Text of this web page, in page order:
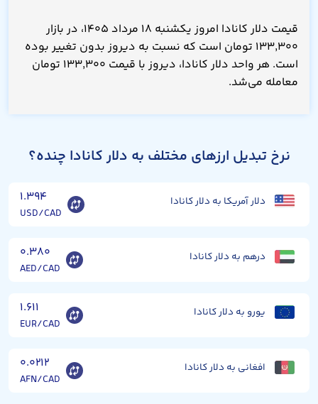
قیمت دلار کانادا امروز یکشنبه ۱۸ مرداد ۱۴۰۵، در بازار
۱۳۳,۳۰۰ تومان است که نسبت به دیروز بدون تغییر بوده
است. هر واحد دلار کانادا، دیروز با قیمت ۱۳۳,۳۰۰ تومان
معامله می‌شد.
نرخ تبدیل ارزهای مختلف به دلار کانادا چنده؟
دلار آمریکا به دلار کانادا ۱.۳۹۴
USD/CAD
درهم به دلار کانادا ۰.۳۸۰
AED/CAD
یورو به دلار کانادا ۱.۶۱۱
EUR/CAD
افغانی به دلار کانادا ۰.۰۲۱۲
AFN/CAD